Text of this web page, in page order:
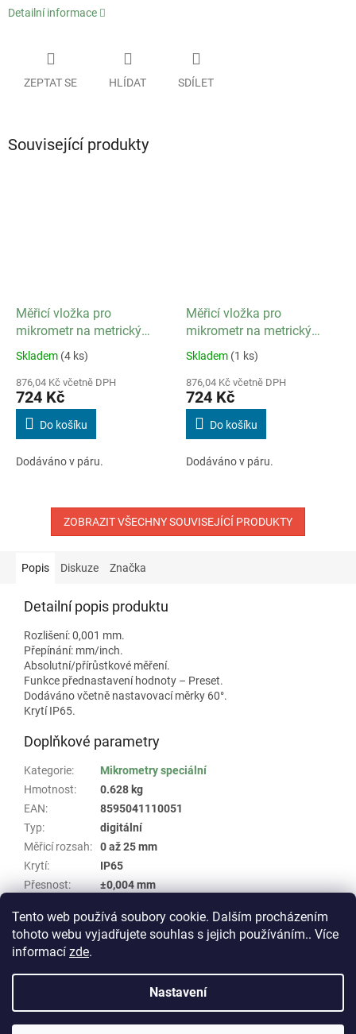
Tento web používá soubory cookie. Dalším procházením
tohoto webu vyjadřujete souhlas s jejich používáním.. Více
informací zde.
Nastavení
Detailní informace
ZEPTAT SE HLÍDAT SDÍLET
Související produkty
Měřicí vložka pro
mikrometr na metrický
závity 60 ° / stoupání 0,4
až 0,5 mm
Skladem (4 ks)
876,04 Kč včetně DPH
724 Kč
Do košíku
Dodáváno v páru.
Měřicí vložka pro
mikrometr na metrický
závity 60 ° / stoupání 0,6
až 0,9 mm
Skladem (1 ks)
876,04 Kč včetně DPH
724 Kč
Do košíku
Dodáváno v páru.
ZOBRAZIT VŠECHNY SOUVISEJÍCÍ PRODUKTY
Popis Diskuze Značka
Detailní popis produktu
Rozlišení: 0,001 mm.
Přepínání: mm/inch.
Absolutní/přírůstkové měření.
Funkce přednastavení hodnoty – Preset.
Dodáváno včetně nastavovací měrky 60°.
Krytí IP65.
Doplňkové parametry
Kategorie:
Mikrometry speciální
Hmotnost:
0.628 kg
EAN:
8595041110051
Typ:
digitální
Měřicí rozsah:
0 až 25 mm
Krytí:
IP65
Přesnost:
±0,004 mm